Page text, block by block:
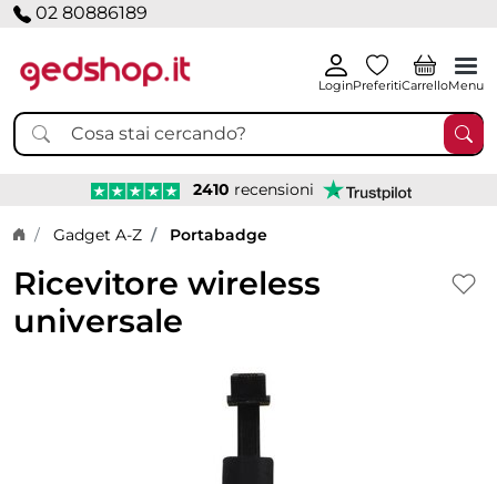
02 80886189
LoginPreferitiCarrelloMenu
2410 recensioni
Home page
Gadget A-Z Portabadge
Ricevitore wireless
universale